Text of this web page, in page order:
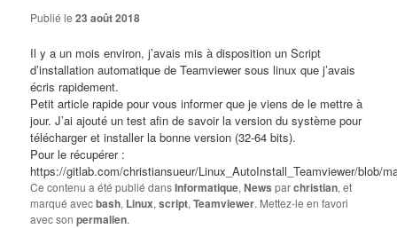
Publié le23 août 2018
Il y a un mois environ, j’avais mis à disposition unScript
d’installation automatique de Teamviewer sous linux que j’avais
écris rapidement.
Petit article rapide pour vous informer que je viens de le mettre à
jour. J’ai ajouté un test afin de savoir la version du système pour
télécharger et installer la bonne version (32-64 bits).
Pour le récupérer :
https://gitlab.com/christiansueur/Linux_AutoInstall_Teamviewer/blob/
Ce contenu a été publié dansInformatique,News parchristian, et
marqué avecbash, Linux,script,Teamviewer. Mettez-le en favori
avec sonpermalien.